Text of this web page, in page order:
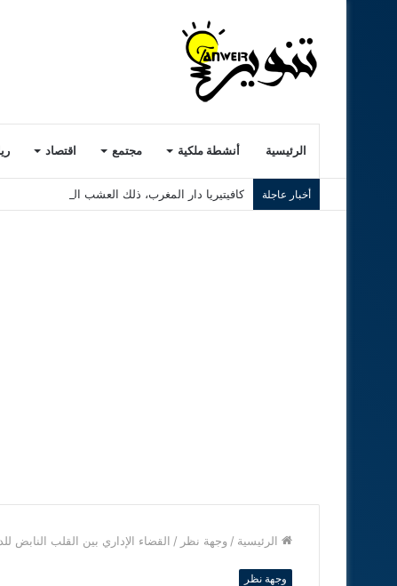
الرئيسية أنشطة ملكية مجتمع اقتصاد
أخبار عاجلة كافيتيريا دار المغرب، ذلك العشب الرديء..! ( الجزء
الرئيسية / وجهة نظر / القضاء الإداري بين القلب النابض
وجهة نظر